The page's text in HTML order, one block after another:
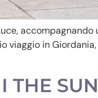
viaggio in
THE SUN